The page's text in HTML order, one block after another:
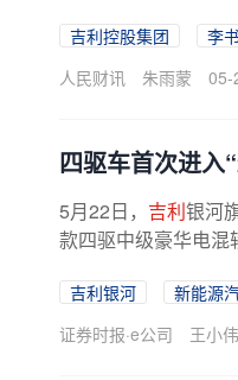
吉利控股集团
李
人民财讯
朱雨蒙 05-
四驱车首次进入
5月22日， 吉利银河
款四驱中级豪华电
吉利银河 新能源
证券时报·e公司
王小伟